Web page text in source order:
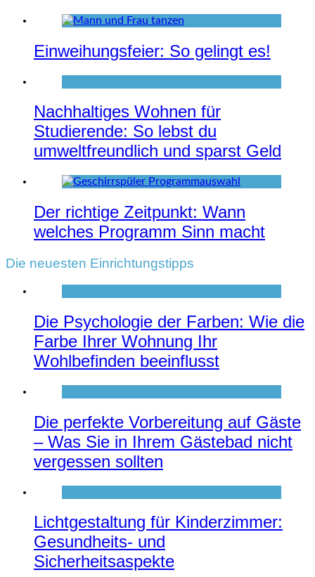
Einweihungsfeier: So gelingt es!
Nachhaltiges Wohnen für
Studierende: So lebst du
umweltfreundlich und sparst Geld
Der richtige Zeitpunkt: Wann
welches Programm Sinn macht
Die neuesten Einrichtungstipps
Die Psychologie der Farben: Wie die
Farbe Ihrer Wohnung Ihr
Wohlbefinden beeinflusst
Die perfekte Vorbereitung auf Gäste
– Was Sie in Ihrem Gästebad nicht
vergessen sollten
Lichtgestaltung für Kinderzimmer:
Gesundheits- und
Sicherheitsaspekte